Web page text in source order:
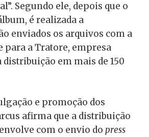
Segundo ele, depois que o
é realizada a
enviados os arquivos com a
para a Tratore, empresa
em mais de 150
e promoção dos
afirma que a distribuição
com o envio do press